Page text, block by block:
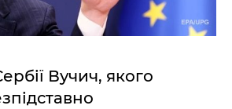
Вучич, якого